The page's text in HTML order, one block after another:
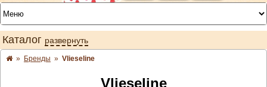
Каталог развернуть
» Бренды » Vlieseline
Vlieseline